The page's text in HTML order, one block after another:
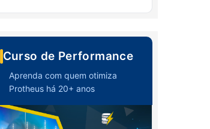
Curso de Performance
Aprenda com quem otimiza
Protheus há 20+ anos